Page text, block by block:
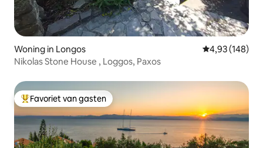
Woning in Longos Gemiddelde
4,93 (148)
Nikolas Stone House , Loggos, Paxos
Topfavoriet van gasten
Favoriet van gasten